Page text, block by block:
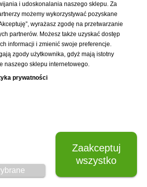
i udoskonalania naszego sklepu. Za
możemy wykorzystywać pozyskane
wyrażasz zgodę na przetwarzanie
partnerów. Możesz także uzyskać dostęp
informacji i zmienić swoje preferencje.
zgody użytkownika, gdyż mają istotny
naszego sklepu internetowego.
prywatności
Wymagane pliki cookie oraz cookie
HttpOnly. Pliki cookie wymagane do
przeglądania witryny i korzystania z jej
podstawowych funkcji. Te pliki cookie
Zaakceptuj
wszystko